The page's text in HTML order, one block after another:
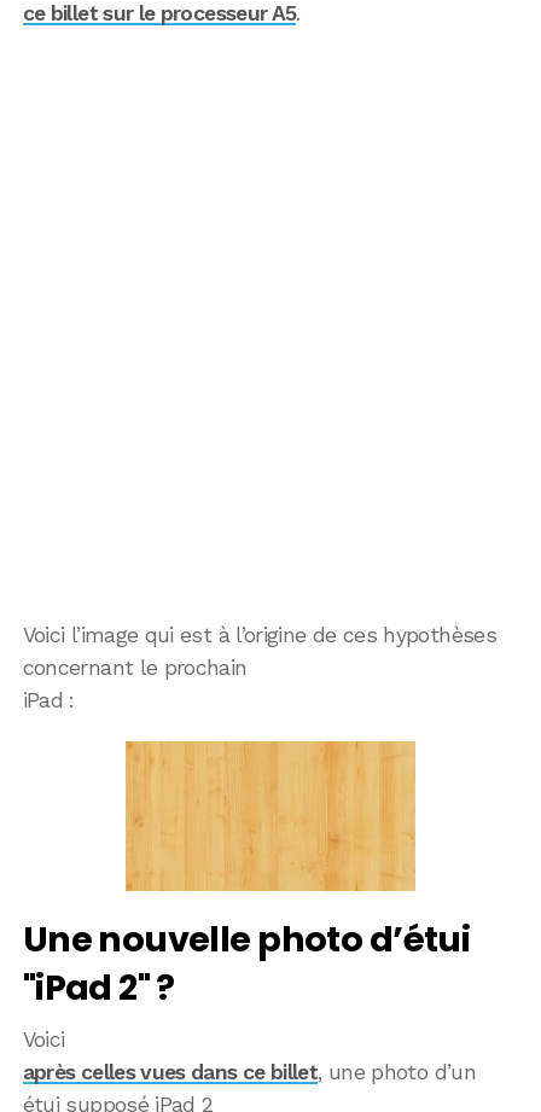
ce billet sur le processeur A5.
Voici l’image qui est à l’origine de ces hypothèses
concernant le prochain
iPad :
Une nouvelle photo d’étui
"iPad 2" ?
Voici
après celles vues dans ce billet, une photo d’un
étui supposé iPad 2